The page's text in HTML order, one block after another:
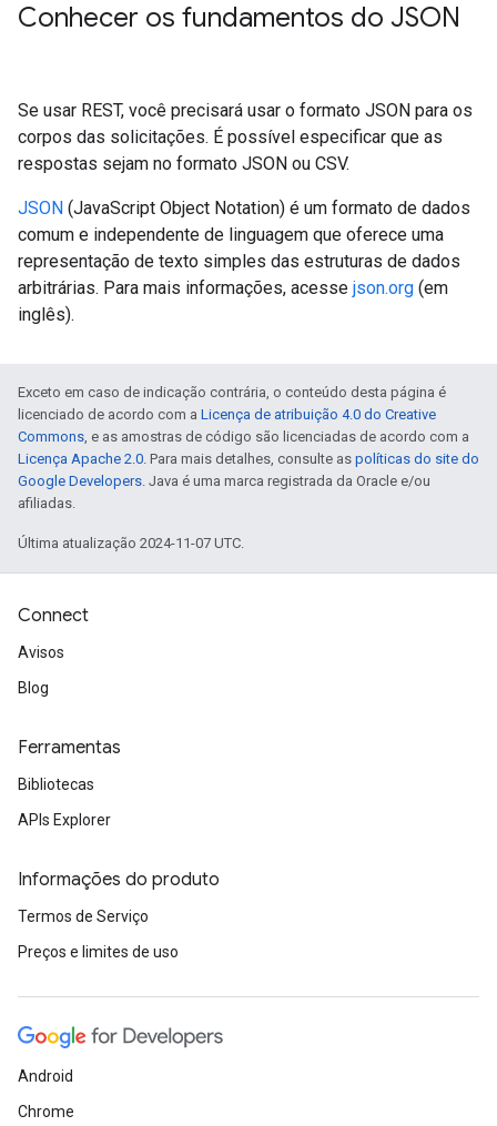
Conhecer os fundamentos do JSON
Se usar REST, você precisará usar o formato JSON para os
corpos das solicitações. É possível especificar que as
respostas sejam no formato JSON ou CSV.
JSON (JavaScript Object Notation) é um formato de dados
comum e independente de linguagem que oferece uma
representação de texto simples das estruturas de dados
arbitrárias. Para mais informações, acesse json.org (em
inglês).
Exceto em caso de indicação contrária, o conteúdo desta página é
licenciado de acordo com a Licença de atribuição 4.0 do Creative
Commons, e as amostras de código são licenciadas de acordo com a
Licença Apache 2.0. Para mais detalhes, consulte as políticas do site do
Google Developers. Java é uma marca registrada da Oracle e/ou
afiliadas.
Última atualização 2024-11-07 UTC.
Connect
Avisos
Blog
Ferramentas
Bibliotecas
APIs Explorer
Informações do produto
Termos de Serviço
Preços e limites de uso
Android
Chrome